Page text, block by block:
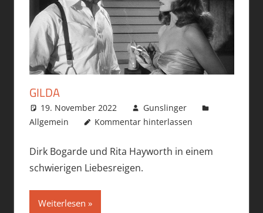
GILDA
19. November 2022
Gunslinger
Allgemein
Kommentar hinterlassen
Dirk Bogarde und Rita Hayworth in einem
schwierigen Liebesreigen.
Weiterlesen